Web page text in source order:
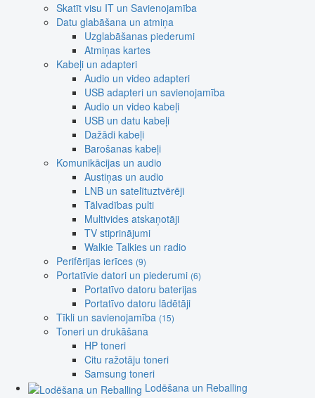
Skatīt visu IT un Savienojamība
Datu glabāšana un atmiņa
Uzglabāšanas piederumi
Atmiņas kartes
Kabeļi un adapteri
Audio un video adapteri
USB adapteri un savienojamība
Audio un video kabeļi
USB un datu kabeļi
Dažādi kabeļi
Barošanas kabeļi
Komunikācijas un audio
Austiņas un audio
LNB un satelītuztvērēji
Tālvadības pulti
Multivides atskaņotāji
TV stiprinājumi
Walkie Talkies un radio
Perifērijas ierīces (9)
Portatīvie datori un piederumi (6)
Portatīvo datoru baterijas
Portatīvo datoru lādētāji
Tīkli un savienojamība (15)
Toneri un drukāšana
HP toneri
Citu ražotāju toneri
Samsung toneri
Lodēšana un Reballing